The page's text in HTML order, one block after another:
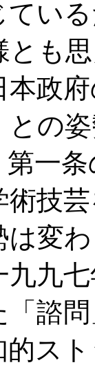
てい
も
政
との
一
技
は変
九
諮
的ス